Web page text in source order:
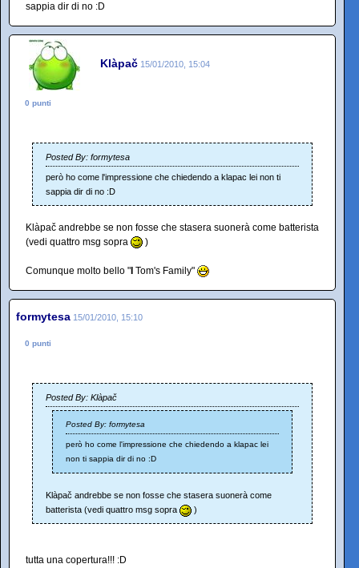
sappia dir di no :D
Klàpač 15/01/2010, 15:04
0 punti
Posted By: formytesa
però ho come l'impressione che chiedendo a klapac lei non ti
sappia dir di no :D
Klàpač andrebbe se non fosse che stasera suonerà come batterista
(vedi quattro msg sopra
)
Comunque molto bello " Tom's Family"
formytesa 15/01/2010, 15:10
0 punti
Posted By: Klàpač
Posted By: formytesa
però ho come l'impressione che chiedendo a klapac lei
non ti sappia dir di no :D
Klàpač andrebbe se non fosse che stasera suonerà come
batterista (vedi quattro msg sopra
)
tutta una copertura!!! :D